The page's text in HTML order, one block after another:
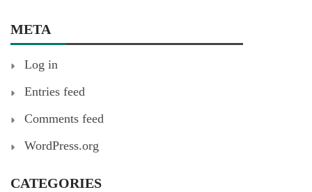
META
Log in
Entries feed
Comments feed
WordPress.org
CATEGORIES